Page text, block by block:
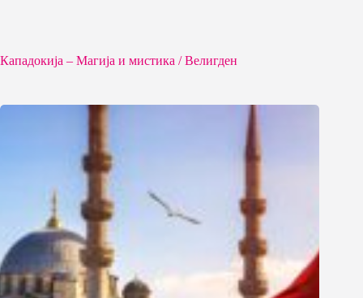
Кападокија – Магија и мистика / Велигден